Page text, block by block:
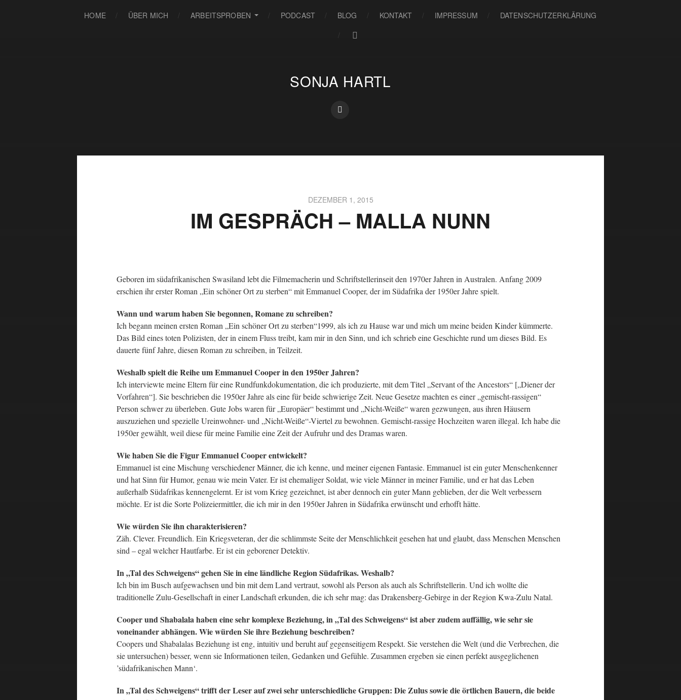
HOME ÜBER MICH ARBEITSPROBEN PODCAST BLOG KONTAKT IMPRESSUM DATENSCHUTZERKLÄRUNG
SONJA HARTL
DEZEMBER 1, 2015
IM GESPRÄCH – MALLA NUNN
Geboren im südafrikanischen Swasiland lebt die Filmemacherin und Schriftstellerinseit den 1970er Jahren in Australen. Anfang 2009
erschien ihr erster Roman „Ein schöner Ort zu sterben“ mit Emmanuel Cooper, der im Südafrika der 1950er Jahre spielt.
Wann und warum haben Sie begonnen, Romane zu schreiben?
Ich begann meinen ersten Roman „Ein schöner Ort zu sterben“1999, als ich zu Hause war und mich um meine beiden Kinder kümmerte.
Das Bild eines toten Polizisten, der in einem Fluss treibt, kam mir in den Sinn, und ich schrieb eine Geschichte rund um dieses Bild. Es
dauerte fünf Jahre, diesen Roman zu schreiben, in Teilzeit.
Weshalb spielt die Reihe um Emmanuel Cooper in den 1950er Jahren?
Ich interviewte meine Eltern für eine Rundfunkdokumentation, die ich produzierte, mit dem Titel „Servant of the Ancestors“ [„Diener der
Vorfahren“]. Sie beschrieben die 1950er Jahre als eine für beide schwierige Zeit. Neue Gesetze machten es einer „gemischt-rassigen“
Person schwer zu überleben. Gute Jobs waren für „Europäer“ bestimmt und „Nicht-Weiße“ waren gezwungen, aus ihren Häusern
auszuziehen und spezielle Ureinwohner- und „Nicht-Weiße“-Viertel zu bewohnen. Gemischt-rassige Hochzeiten waren illegal. Ich habe die
1950er gewählt, weil diese für meine Familie eine Zeit der Aufruhr und des Dramas waren.
Wie haben Sie die Figur Emmanuel Cooper entwickelt?
Emmanuel ist eine Mischung verschiedener Männer, die ich kenne, und meiner eigenen Fantasie. Emmanuel ist ein guter Menschenkenner
und hat Sinn für Humor, genau wie mein Vater. Er ist ehemaliger Soldat, wie viele Männer in meiner Familie, und er hat das Leben
außerhalb Südafrikas kennengelernt. Er ist vom Krieg gezeichnet, ist aber dennoch ein guter Mann geblieben, der die Welt verbessern
möchte. Er ist die Sorte Polizeiermittler, die ich mir in den 1950er Jahren in Südafrika erwünscht und erhofft hätte.
Wie würden Sie ihn charakterisieren?
Zäh. Clever. Freundlich. Ein Kriegsveteran, der die schlimmste Seite der Menschlichkeit gesehen hat und glaubt, dass Menschen Menschen
sind – egal welcher Hautfarbe. Er ist ein geborener Detektiv.
In „Tal des Schweigens“ gehen Sie in eine ländliche Region Südafrikas. Weshalb?
Ich bin im Busch aufgewachsen und bin mit dem Land vertraut, sowohl als Person als auch als Schriftstellerin. Und ich wollte die
traditionelle Zulu-Gesellschaft in einer Landschaft erkunden, die ich sehr mag: das Drakensberg-Gebirge in der Region Kwa-Zulu Natal.
Cooper und Shabalala haben eine sehr komplexe Beziehung, in „Tal des Schweigens“ ist aber zudem auffällig, wie sehr sie
voneinander abhängen. Wie würden Sie ihre Beziehung beschreiben?
Coopers und Shabalalas Beziehung ist eng, intuitiv und beruht auf gegenseitigem Respekt. Sie verstehen die Welt (und die Verbrechen, die
sie untersuchen) besser, wenn sie Informationen teilen, Gedanken und Gefühle. Zusammen ergeben sie einen perfekt ausgeglichenen
’südafrikanischen Mann‘.
In „Tal des Schweigens“ trifft der Leser auf zwei sehr unterschiedliche Gruppen: Die Zulus sowie die örtlichen Bauern, die beide